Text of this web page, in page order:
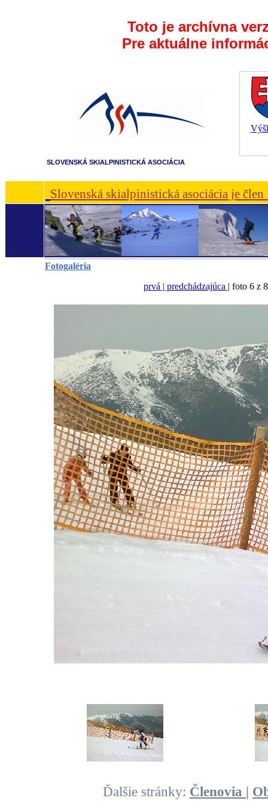
Toto je archívna
Pre aktuálne
SLOVENSKÁ SKIALPINISTICKÁ ASOCIÁCIA
Slovenská skialpinistická asociácia je
Fotogaléria
prvá | predchádzajúca | foto 6 z
Ďalšie stránky: Členovia |